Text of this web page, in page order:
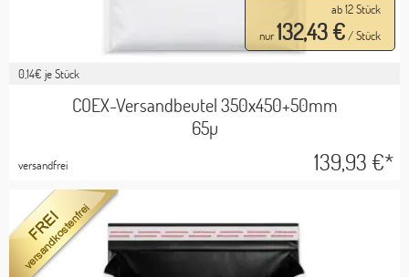
0,14€ je Stück
ab 12 Stück
nur132,43 €/ Stück
COEX-Versandbeutel 350x450+50mm
65µ
versandfrei 139,93 €*